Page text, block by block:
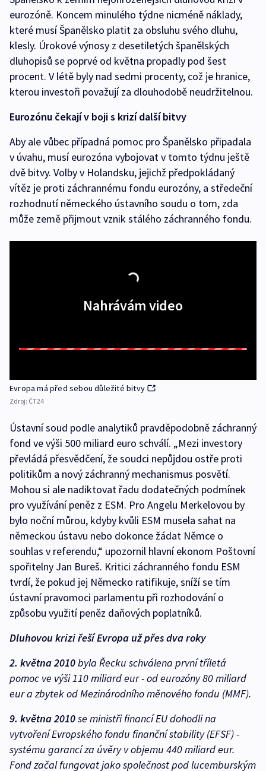
eurozóně. Koncem minulého týdne nicméně náklady,
které musí Španělsko platit za obsluhu svého dluhu,
klesly. Úrokové výnosy z desetiletých španělských
dluhopisů se poprvé od května propadly pod šest
procent. V létě byly nad sedmi procenty, což je hranice,
kterou investoři považují za dlouhodobě neudržitelnou.
Eurozónu čekají v boji s krizí další bitvy
Aby ale vůbec případná pomoc pro Španělsko připadala
v úvahu, musí eurozóna vybojovat v tomto týdnu ještě
dvě bitvy. Volby v Holandsku, jejichž předpokládaný
vítěz je proti záchrannému fondu eurozóny, a středeční
rozhodnutí německého ústavního soudu o tom, zda
může země přijmout vznik stálého záchranného fondu.
Nahrávám video
Evropa má před sebou důležité bitvy
Zdroj: ČT24
Ústavní soud podle analytiků pravděpodobně záchranný
fond ve výši 500 miliard euro schválí. „Mezi investory
převládá přesvědčení, že soudci nepůjdou ostře proti
politikům a nový záchranný mechanismus posvětí.
Mohou si ale nadiktovat řadu dodatečných podmínek
pro využívání peněz z ESM. Pro Angelu Merkelovou by
bylo noční můrou, kdyby kvůli ESM musela sahat na
německou ústavu nebo dokonce žádat Němce o
souhlas v referendu,“ upozornil hlavní ekonom Poštovní
spořitelny Jan Bureš. Kritici záchranného fondu ESM
tvrdí, že pokud jej Německo ratifikuje, sníží se tím
ústavní pravomoci parlamentu při rozhodování o
způsobu využití peněz daňových poplatníků.
Dluhovou krizi řeší Evropa už přes dva roky
2. května 2010byla Řecku schválena první tříletá
pomoc ve výši 110 miliard eur - od eurozóny 80 miliard
eur a zbytek od Mezinárodního měnového fondu (MMF).
9. května 2010se ministři financí EU dohodli na
vytvoření Evropského fondu finanční stability (EFSF) -
systému garancí za úvěry v objemu 440 miliard eur.
Fond začal fungovat jako společnost pod lucemburským